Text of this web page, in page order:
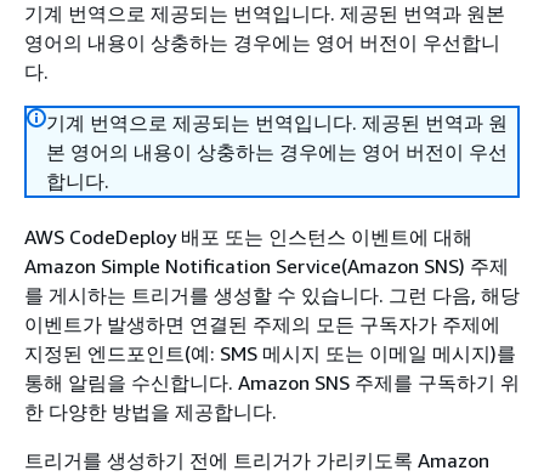
기계 번역으로 제공되는 번역입니다. 제공된 번역과 원본
영어의 내용이 상충하는 경우에는 영어 버전이 우선합니
다.
기계 번역으로 제공되는 번역입니다. 제공된 번역과 원
본 영어의 내용이 상충하는 경우에는 영어 버전이 우선
합니다.
AWS CodeDeploy 배포 또는 인스턴스 이벤트에 대해
Amazon Simple Notification Service(Amazon SNS) 주제
를 게시하는 트리거를 생성할 수 있습니다. 그런 다음, 해당
이벤트가 발생하면 연결된 주제의 모든 구독자가 주제에
지정된 엔드포인트(예: SMS 메시지 또는 이메일 메시지)를
통해 알림을 수신합니다. Amazon SNS 주제를 구독하기 위
한 다양한 방법을 제공합니다.
트리거를 생성하기 전에 트리거가 가리키도록 Amazon